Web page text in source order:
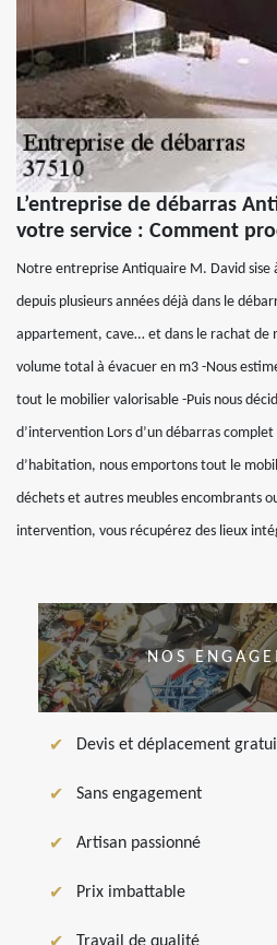
L’entreprise de débarras
votre service : Comment
Notre entreprise Antiquaire M. David sise
depuis plusieurs années déjà dans le
appartement, cave… et dans le rachat de
volume total à évacuer en m3 -Nous
tout le mobilier valorisable -Puis nous
d’intervention Lors d’un débarras
d’habitation, nous emportons tout le
déchets et autres meubles encombrants
intervention, vous récupérez des lieux
NOS
Devis et déplacement
Sans engagement
Artisan passionné
Prix imbattable